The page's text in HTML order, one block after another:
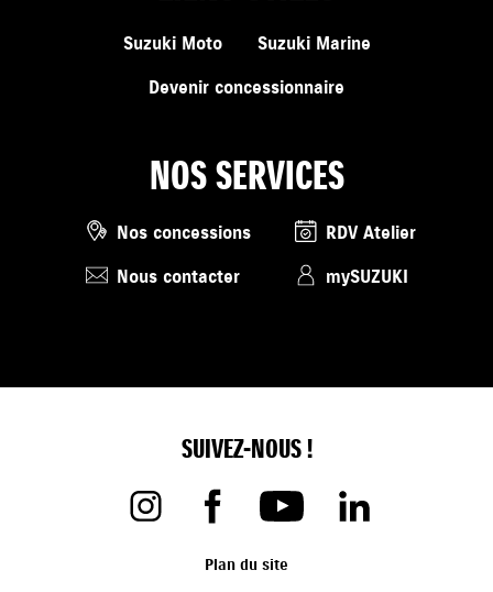
Suzuki Moto
Suzuki Marine
Devenir concessionnaire
NOS SERVICES
Nos concessions
Nous contacter
RDV Atelier
mySUZUKI
SUIVEZ-NOUS !
Plan du site